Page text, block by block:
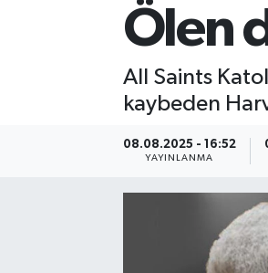
Ölen
All Saints
kaybeden
08.08.2025 - 16:52
YAYINLANMA